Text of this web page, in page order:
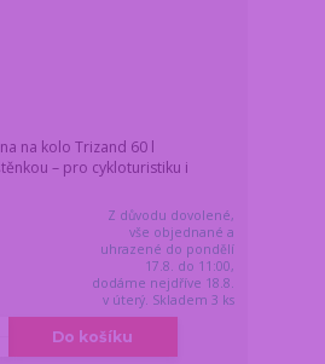
na kolo Trizand 60 l
– pro cykloturistiku i
Z důvodu dovolené,
vše objednané a
uhrazené do pondělí
17.8. do 11:00,
dodáme nejdříve 18.8.
v úterý. Skladem 3 ks
Do košíku